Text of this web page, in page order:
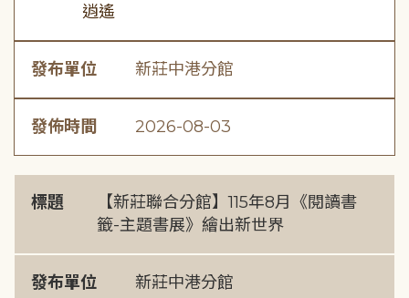
逍遙
發布單位 新莊中港分館
發佈時間 2026-08-03
標題
【新莊聯合分館】115年8月《閱讀書
籤-主題書展》繪出新世界
發布單位 新莊中港分館